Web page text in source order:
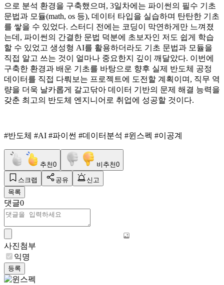
으로 분석 환경을 구축했으며, 3일차에는 파이썬의 필수 기초
문법과 모듈(math, os 등), 데이터 타입을 실습하며 탄탄한 기초
를 쌓을 수 있었다. 스터디 전에는 코딩이 막연하게만 느껴졌
는데, 파이썬의 간결한 문법 덕분에 초보자인 저도 쉽게 학습
할 수 있었고 생성형 AI를 활용하더라도 기초 문법과 모듈을
직접 알고 쓰는 것이 얼마나 중요한지 깊이 깨달았다. 이번에
구축한 환경과 배운 기초를 바탕으로 향후 실제 반도체 공정
데이터를 직접 다뤄보는 프로젝트에 도전할 계획이며, 직무 역
량을 더욱 날카롭게 갈고닦아 데이터 기반의 문제 해결 능력을
갖춘 최고의 반도체 엔지니어로 취업에 성공할 것이다.
#반도체 #AI #파이썬 #데이터분석 #윈스펙 #이공계
추천0 비추천0
스크랩 공유
신고
목록
댓글0
사진첨부
익명
등록